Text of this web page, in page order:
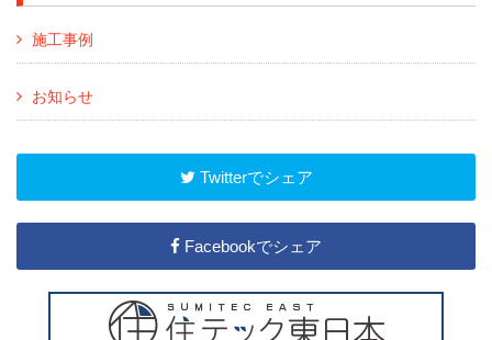
施工事例
お知らせ
Twitterでシェア
Facebookでシェア